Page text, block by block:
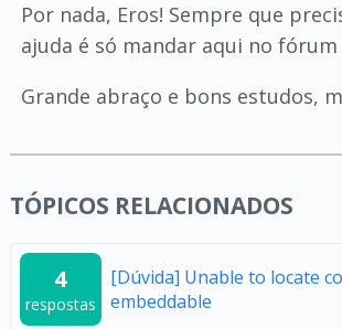
Por nada, Eros! Sempre que
ajuda é só mandar aqui no fórum
Grande abraço e bons estudos,
TÓPICOS RELACIONADOS
4
respostas
[Dúvida] Unable to locate
embeddable